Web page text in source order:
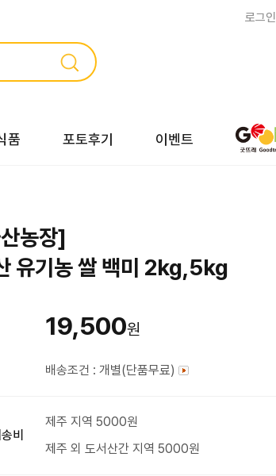
로그인
품 포토후기 이벤트
농장]
유기농 쌀 백미 2kg,5kg
19,500원
배송조건 : 개별(단품무료)
비
제주 지역 5000원
제주 외 도서산간 지역 5000원